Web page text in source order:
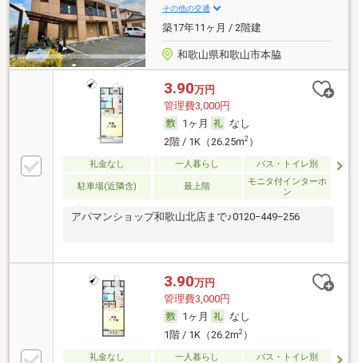
その他の交通
築17年11ヶ月 / 2階建
和歌山県和歌山市本脇
3.90万円
管理費3,000円
1ヶ月
なし
2階 / 1K（26.25m2）
礼金なし 一人暮らし バス・トイレ別
駐車場(近隣含) 最上階
モニタ付インターホ
ン
アパマンショップ和歌山北店まで♪0120−449−256
3.90万円
管理費3,000円
1ヶ月
なし
1階 / 1K（26.2m2）
礼金なし 一人暮らし バス・トイレ別